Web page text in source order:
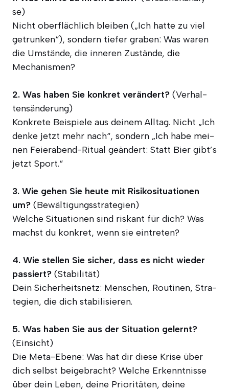
se)
Nicht ober­fläch­lich blei­ben („Ich hat­te zu viel
getrun­ken“), son­dern tie­fer gra­ben: Was waren
die Umstän­de, die inne­ren Zustän­de, die
Mechanismen?
2. Was haben Sie kon­kret ver­än­dert? (Ver­hal­
tens­än­de­rung)
Kon­kre­te Bei­spie­le aus dei­nem All­tag. Nicht „Ich
den­ke jetzt mehr nach“, son­dern „Ich habe mei­
nen Fei­er­abend-Ritu­al geän­dert: Statt Bier gibt’s
jetzt Sport.“
3. Wie gehen Sie heu­te mit Risi­ko­si­tua­tio­nen
um? (Bewäl­ti­gungs­stra­te­gien)
Wel­che Situa­tio­nen sind ris­kant für dich? Was
machst du kon­kret, wenn sie eintreten?
4. Wie stel­len Sie sicher, dass es nicht wie­der
pas­siert? (Sta­bi­li­tät)
Dein Sicher­heits­netz: Men­schen, Rou­ti­nen, Stra­
te­gien, die dich stabilisieren.
5. Was haben Sie aus der Situa­ti­on gelernt?
(Ein­sicht)
Die Meta-Ebe­ne: Was hat dir die­se Kri­se über
dich selbst bei­gebracht? Wel­che Erkennt­nis­se
über dein Leben, dei­ne Prio­ri­tä­ten, dei­ne